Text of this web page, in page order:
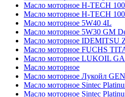
Масло моторное H-TECH
Масло моторное H-TECH
Масло моторное 5W40 4L
Масло моторное 5W30 GM
Масло моторное IDEMITSU
Масло моторное FUCHS
Масло моторное LUKOIL
Масло моторное
Масло моторное Лукойл
Масло моторное Sintec
Масло моторное Sintec